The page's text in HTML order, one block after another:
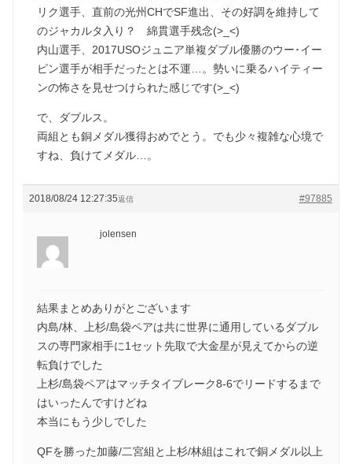
リク選手、直前の光州CHでSF進出、その好調を維持して
のジャカルタ入り？ 綿貫選手残念(>_<)
内山選手、2017USOジュニア単複ダブル優勝のウー･イー
ピン選手が相手だったとは不運…。勢いに乗るハイティー
ンの怖さを見せつけられた感じです(>_<)
で、ダブルス。
両組とも銅メダル獲得おめでとう。でも少々複雑な心境で
すね、負けてメダル…。
2018/08/24 12:27:35 #97885
返信
jolensen
結果まとめありがとございます
内島/林、上杉/島袋ペアは共に世界に通用しているダブル
スの専門家相手に1セット先取で大金星が見えてからの逆
転負けでした
上杉/島袋ペアはマッチタイブレーク8-6でリードするまで
はいったんですけどね
本当にもう少しでした
QFを勝った加藤/二宮組と上杉/林組はこれで銅メダル以上